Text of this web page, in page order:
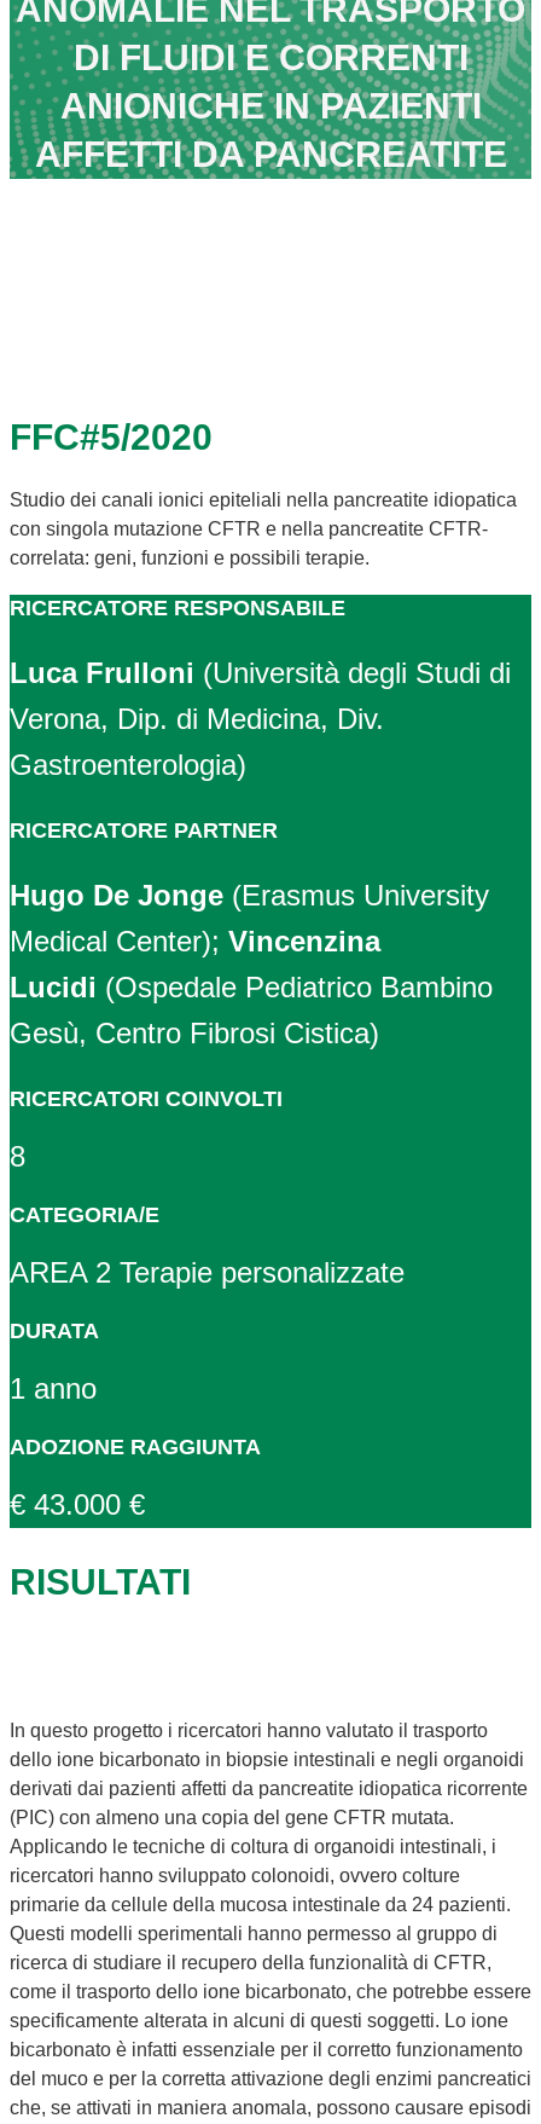
ANOMALIE NEL TRASPORTO
DI FLUIDI E CORRENTI
ANIONICHE IN PAZIENTI
AFFETTI DA PANCREATITE
FFC#5/2020
Studio dei canali ionici epiteliali nella pancreatite idiopatica
con singola mutazione CFTR e nella pancreatite CFTR-
correlata: geni, funzioni e possibili terapie.
RICERCATORE RESPONSABILE
Luca Frulloni (Università degli Studi di
Verona, Dip. di Medicina, Div.
Gastroenterologia)
RICERCATORE PARTNER
Hugo De Jonge (Erasmus University
Medical Center); Vincenzina
Lucidi (Ospedale Pediatrico Bambino
Gesù, Centro Fibrosi Cistica)
RICERCATORI COINVOLTI
8
CATEGORIA/E
AREA 2 Terapie personalizzate
DURATA
1 anno
ADOZIONE RAGGIUNTA
€ 43.000 €
RISULTATI
In questo progetto i ricercatori hanno valutato il trasporto
dello ione bicarbonato in biopsie intestinali e negli organoidi
derivati dai pazienti affetti da pancreatite idiopatica ricorrente
(PIC) con almeno una copia del gene CFTR mutata.
Applicando le tecniche di coltura di organoidi intestinali, i
ricercatori hanno sviluppato colonoidi, ovvero colture
primarie da cellule della mucosa intestinale da 24 pazienti.
Questi modelli sperimentali hanno permesso al gruppo di
ricerca di studiare il recupero della funzionalità di CFTR,
come il trasporto dello ione bicarbonato, che potrebbe essere
specificamente alterata in alcuni di questi soggetti. Lo ione
bicarbonato è infatti essenziale per il corretto funzionamento
del muco e per la corretta attivazione degli enzimi pancreatici
che, se attivati in maniera anomala, possono causare episodi